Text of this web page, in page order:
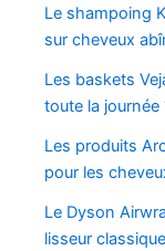
Le shampoing
sur cheveux
Les baskets
toute la journée
Les produits
pour les
Le Dyson
lisseur